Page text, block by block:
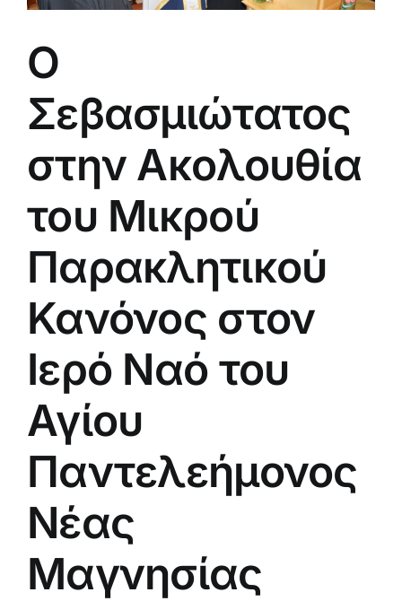
Ο
Σεβασμιώτατος
στην Ακολουθία
του Μικρού
Παρακλητικού
Κανόνος στον
Ιερό Ναό του
Αγίου
Παντελεήμονος
Νέας
Μαγνησίας